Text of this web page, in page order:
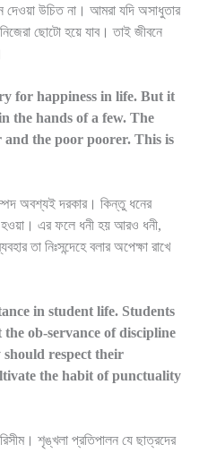
দেওয়া উচিত না। আমরা যদি অসাধুতার
ছোটো হয়ে যাব। তাই জীবনে
for happiness in life. But it
the hands of a few. The
the poor poorer. This is
অবশ্যই দরকার। কিন্তু ধনের
হওয়া। এর ফলে ধনী হয় আরও ধনী,
তা নিঃসন্দেহে বলার অপেক্ষা রাখে
in student life. Students
ob-servance of discipline
respect their
the habit of punctuality
শৃঙ্খলা প্রতিপালন যে ছাত্রদের